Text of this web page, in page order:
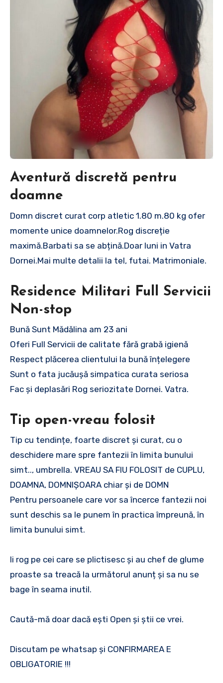
Aventură discretă pentru
doamne
Domn discret curat corp atletic 1.80 m.80 kg ofer
momente unice doamnelor.Rog discreție
maximă.Barbati sa se abțină.Doar luni in Vatra
Dornei.Mai multe detalii la tel, futai. Matrimoniale.
Residence Militari Full Servicii
Non-stop
Bună Sunt Mădălina am 23 ani
Oferi Full Servicii de calitate fără grabă igienă
Respect plăcerea clientului la bună înțelegere
Sunt o fata jucăușă simpatica curata seriosa
Fac și deplasări Rog seriozitate Dornei. Vatra.
Tip open-vreau folosit
Tip cu tendințe, foarte discret și curat, cu o
deschidere mare spre fantezii în limita bunului
simt.., umbrella. VREAU SA FIU FOLOSIT de CUPLU,
DOAMNA, DOMNIȘOARA chiar și de DOMN
Pentru persoanele care vor sa încerce fantezii noi
sunt deschis sa le punem în practica împreună, în
limita bunului simt.
Ii rog pe cei care se plictisesc și au chef de glume
proaste sa treacă la următorul anunț și sa nu se
bage în seama inutil.
Caută-mă doar dacă ești Open și știi ce vrei.
Discutam pe whatsap și CONFIRMAREA E
OBLIGATORIE !!!